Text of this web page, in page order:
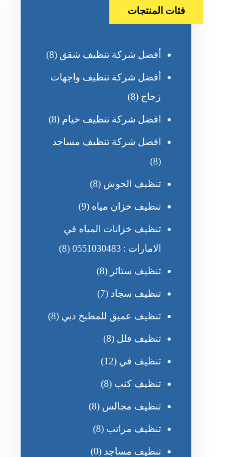
فئات المنتجات
أفضل شركة تنظيف شقق (8)
أفضل شركة تنظيف واجهات
زجاج (8)
افضل شركة تنظيف خيام (8)
افضل شركة تنظيف مساجد
(8)
تنظيف الحوش (8)
تنظيف خزان مياه (9)
تنظيف خزانات المياه في
الامارات : 0551030483
(8)
تنظيف ستائر (8)
تنظيف سجاد (7)
تنظيف عميق للمطبخ دبي (8)
تنظيف فلل (8)
تنظيف في (12)
تنظيف كنب (8)
تنظيف مجالس (8)
تنظيف مراتب (8)
تنظيف مساجد (0)